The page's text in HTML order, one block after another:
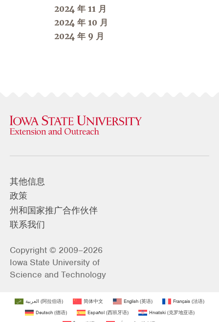
2024 年 11 月
2024 年 10 月
2024 年 9 月
其他信息
政策
州和国家推广合作伙伴
联系我们
Copyright © 2009–2026
Iowa State University of
Science and Technology
العربية (阿拉伯语) 简体中文 English (英语) Français (法语)
Deutsch(德语) Español(西班牙语) Hrvatski(克罗地亚语)